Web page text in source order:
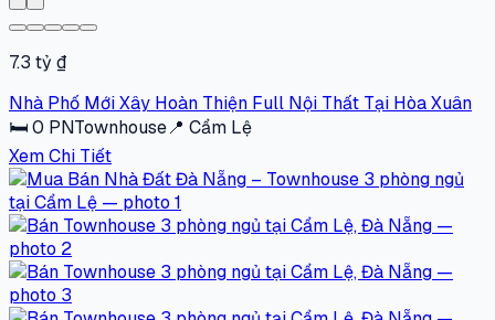
7.3 tỷ ₫
Nhà Phố Mới Xây Hoàn Thiện Full Nội Thất Tại Hòa Xuân
🛏0 PNTownhouse📍 Cẩm Lệ
Xem Chi Tiết